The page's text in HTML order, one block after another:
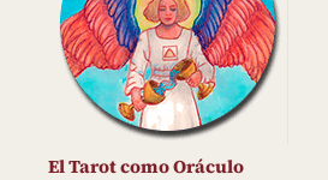
El Tarot como Oráculo